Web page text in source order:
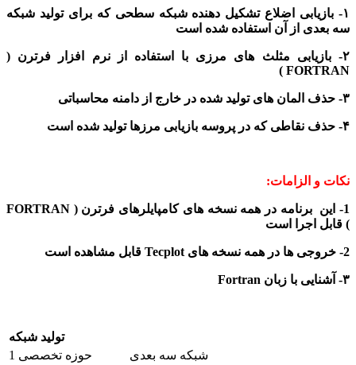
۱- بازیابی اضلاع تشکیل دهنده شبکه سطحی که برای تولید شبکه
سه بعدی از آن استفاده شده است
۲- بازیابی مثلث های مرزی
با استفاده از نرم افزار فرترن (
FORTRAN )
۳- حذف المان های تولید شده در خارج از دامنه محاسباتی
۴- حذف نقاطی که در پروسه بازیابی مرزها تولید شده است
نکات و الزامات:
1- این برنامه در همه نسخه های کامپایلرهای
فرترن ( FORTRAN
) قابل اجرا است
2- خروجی ها در همه نسخه های Tecplot قابل مشاهده است
۳- آشنایی با زبان Fortran
تولید شبکه
حوزه تخصصی 1
شبکه سه بعدی